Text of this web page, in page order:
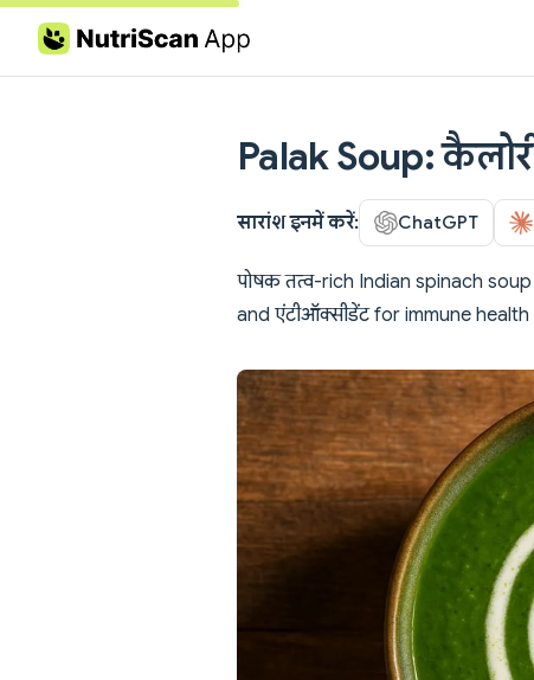
Skip to content
Palak Soup:
सारांश इनमें करें: ChatGPT
पोषक तत्व-rich Indian spinach
and एंटीऑक्सीडेंट for immune health